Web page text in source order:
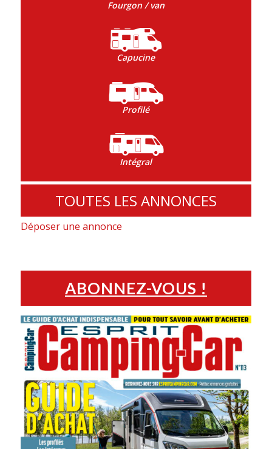
Fourgon / van
Capucine
Profilé
Intégral
TOUTES LES ANNONCES
Déposer une annonce
ABONNEZ-VOUS !